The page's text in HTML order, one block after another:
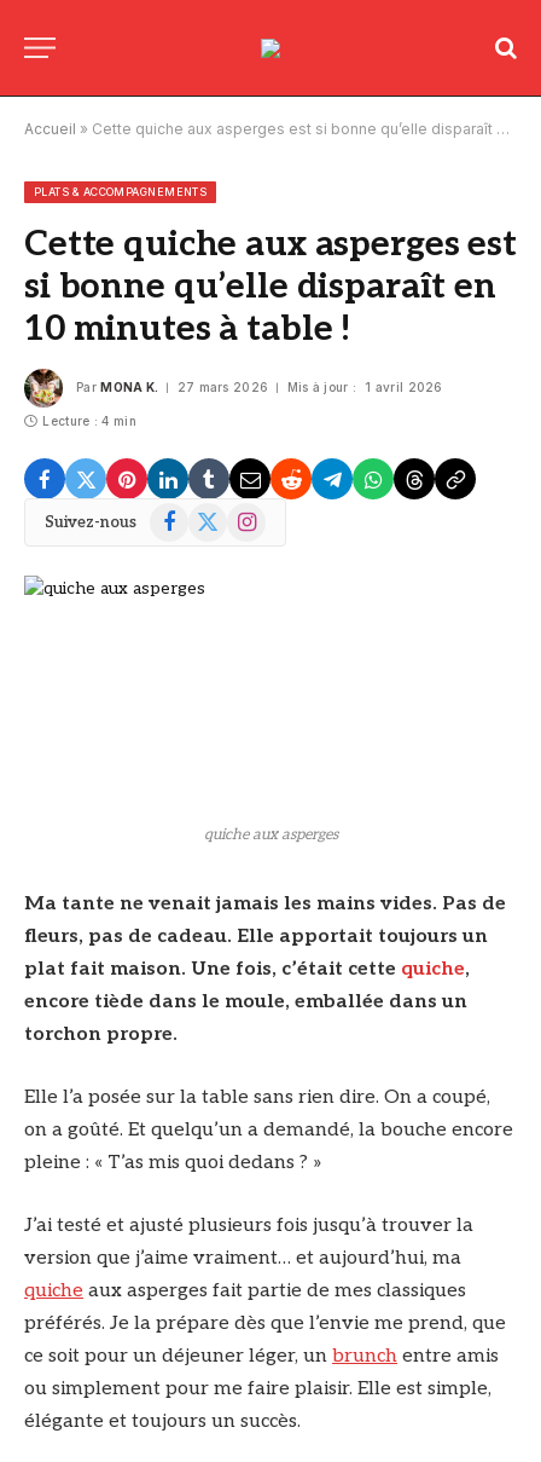
Accueil » Cette quiche aux asperges est si bonne qu’elle disparaît en 10 minutes à table !
PLATS & ACCOMPAGNEMENTS
Cette quiche aux asperges est
si bonne qu’elle disparaît en
10 minutes à table !
Par MONA K. 27 mars 2026 Mis à jour : 1 avril 2026
Lecture : 4 min
Suivez-nous Facebook
X
Instagram
quiche aux asperges
Ma tante ne venait jamais les mains vides. Pas de
fleurs, pas de cadeau. Elle apportait toujours un
plat fait maison. Une fois, c’était cette quiche,
encore tiède dans le moule, emballée dans un
torchon propre.
Elle l’a posée sur la table sans rien dire. On a coupé,
on a goûté. Et quelqu’un a demandé, la bouche encore
pleine : « T’as mis quoi dedans ? »
J’ai testé et ajusté plusieurs fois jusqu’à trouver la
version que j’aime vraiment… et aujourd’hui, ma
quiche aux asperges fait partie de mes classiques
préférés. Je la prépare dès que l’envie me prend, que
ce soit pour un déjeuner léger, un brunch entre amis
ou simplement pour me faire plaisir. Elle est simple,
élégante et toujours un succès.